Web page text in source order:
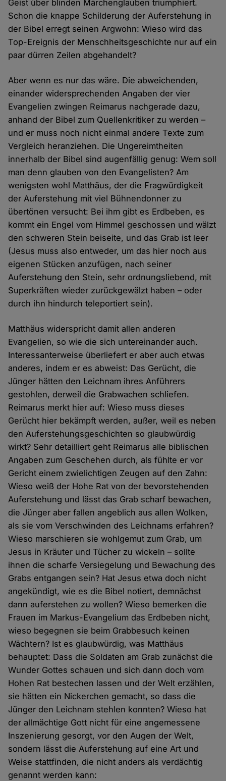
Geist über blinden Märchenglauben triumphiert.
Schon die knappe Schilderung der Auferstehung in
der Bibel erregt seinen Argwohn: Wieso wird das
Top-Ereignis der Menschheitsgeschichte nur auf ein
paar dürren Zeilen abgehandelt?
Aber wenn es nur das wäre. Die abweichenden,
einander widersprechenden Angaben der vier
Evangelien zwingen Reimarus nachgerade dazu,
anhand der Bibel zum Quellenkritiker zu werden –
und er muss noch nicht einmal andere Texte zum
Vergleich heranziehen. Die Ungereimtheiten
innerhalb der Bibel sind augenfällig genug: Wem soll
man denn glauben von den Evangelisten? Am
wenigsten wohl Matthäus, der die Fragwürdigkeit
der Auferstehung mit viel Bühnendonner zu
übertönen versucht: Bei ihm gibt es Erdbeben, es
kommt ein Engel vom Himmel geschossen und wälzt
den schweren Stein beiseite, und das Grab ist leer
(Jesus muss also entweder, um das hier noch aus
eigenen Stücken anzufügen, nach seiner
Auferstehung den Stein, sehr ordnungsliebend, mit
Superkräften wieder zurückgewälzt haben – oder
durch ihn hindurch teleportiert sein).
Matthäus widerspricht damit allen anderen
Evangelien, so wie die sich untereinander auch.
Interessanterweise überliefert er aber auch etwas
anderes, indem er es abweist: Das Gerücht, die
Jünger hätten den Leichnam ihres Anführers
gestohlen, derweil die Grabwachen schliefen.
Reimarus merkt hier auf: Wieso muss dieses
Gerücht hier bekämpft werden, außer, weil es neben
den Auferstehungsgeschichten so glaubwürdig
wirkt? Sehr detailliert geht Reimarus alle biblischen
Angaben zum Geschehen durch, als fühlte er vor
Gericht einem zwielichtigen Zeugen auf den Zahn:
Wieso weiß der Hohe Rat von der bevorstehenden
Auferstehung und lässt das Grab scharf bewachen,
die Jünger aber fallen angeblich aus allen Wolken,
als sie vom Verschwinden des Leichnams erfahren?
Wieso marschieren sie wohlgemut zum Grab, um
Jesus in Kräuter und Tücher zu wickeln – sollte
ihnen die scharfe Versiegelung und Bewachung des
Grabs entgangen sein? Hat Jesus etwa doch nicht
angekündigt, wie es die Bibel notiert, demnächst
dann auferstehen zu wollen? Wieso bemerken die
Frauen im Markus-Evangelium das Erdbeben nicht,
wieso begegnen sie beim Grabbesuch keinen
Wächtern? Ist es glaubwürdig, was Matthäus
behauptet: Dass die Soldaten am Grab zunächst die
Wunder Gottes schauen und sich dann doch vom
Hohen Rat bestechen lassen und der Welt erzählen,
sie hätten ein Nickerchen gemacht, so dass die
Jünger den Leichnam stehlen konnten? Wieso hat
der allmächtige Gott nicht für eine angemessene
Inszenierung gesorgt, vor den Augen der Welt,
sondern lässt die Auferstehung auf eine Art und
Weise stattfinden, die nicht anders als verdächtig
genannt werden kann: